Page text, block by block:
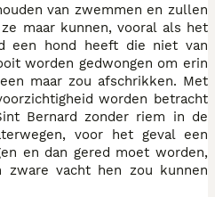
van zwemmen en zullen
maar kunnen, vooral als het
een hond heeft die niet van
worden gedwongen om erin
maar zou afschrikken. Met
worden betracht
Bernard zonder riem in de
voor het geval een
en dan gered moet worden,
vacht hen zou kunnen